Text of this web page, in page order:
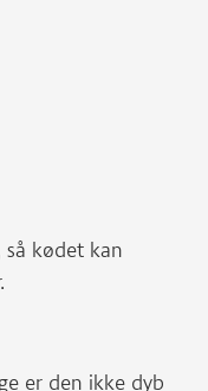
kødet kan
er den ikke dyb